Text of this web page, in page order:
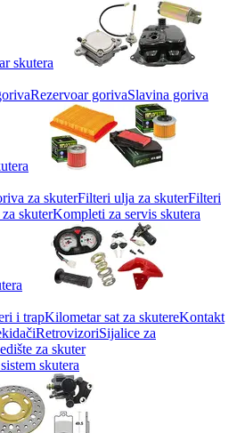
skutera
Rezervoar gorivaSlavina goriva
za skuterFilteri ulja za skuterFilteri
skuterKompleti za servis skutera
i trapKilometar sat za skutereKontakt
RetrovizoriSijalice za
za skuter
skutera